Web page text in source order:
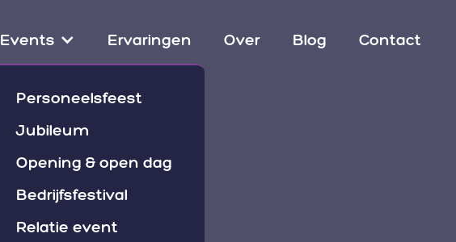
Events
Personeelsfeest
Jubileum
Opening & open dag
Bedrijfsfestival
Relatie event
Ervaringen Over Blog Contact